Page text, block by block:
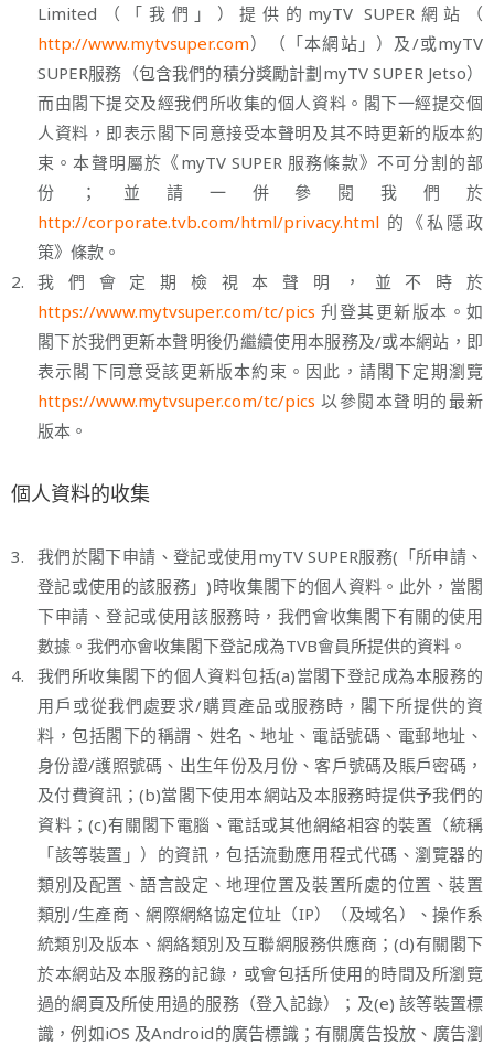
Limited（「我們」）提供的myTV SUPER網站（
http://www.mytvsuper.com）（「本網站」）及/或myTV
SUPER服務（包含我們的積分獎勵計劃myTV SUPER Jetso）
而由閣下提交及經我們所收集的個人資料。閣下一經提交個
人資料，即表示閣下同意接受本聲明及其不時更新的版本約
束。本聲明屬於《myTV SUPER 服務條款》不可分割的部
份；並請一併參閱我們於
http://corporate.tvb.com/html/privacy.html 的《私隱政
策》條款。
2.
我們會定期檢視本聲明，並不時於
https://www.mytvsuper.com/tc/pics 刋登其更新版本。如
閣下於我們更新本聲明後仍繼續使用本服務及/或本網站，即
表示閣下同意受該更新版本約束。因此，請閣下定期瀏覽
https://www.mytvsuper.com/tc/pics 以參閱本聲明的最新
版本。
個人資料的收集
3.
我們於閣下申請、登記或使用myTV SUPER服務(「所申請、
登記或使用的該服務」)時收集閣下的個人資料。此外，當閣
下申請、登記或使用該服務時，我們會收集閣下有關的使用
數據。我們亦會收集閣下登記成為TVB會員所提供的資料。
4.
我們所收集閣下的個人資料包括(a)當閣下登記成為本服務的
用戶或從我們處要求/購買產品或服務時，閣下所提供的資
料，包括閣下的稱謂、姓名、地址、電話號碼、電郵地址、
身份證/護照號碼、出生年份及月份、客戶號碼及賬戶密碼，
及付費資訊；(b)當閣下使用本網站及本服務時提供予我們的
資料；(c)有關閣下電腦、電話或其他網絡相容的裝置（統稱
「該等裝置」）的資訊，包括流動應用程式代碼、瀏覽器的
類別及配置、語言設定、地理位置及裝置所處的位置、裝置
類別/生產商、網際網絡協定位址（IP）（及域名）、操作系
統類別及版本、網絡類別及互聯網服務供應商；(d)有關閣下
於本網站及本服務的記錄，或會包括所使用的時間及所瀏覽
過的網頁及所使用過的服務（登入記錄）；及(e) 該等裝置標
識，例如iOS 及Android的廣告標識；有關廣告投放、廣告瀏